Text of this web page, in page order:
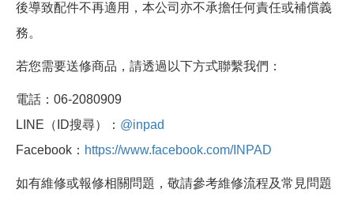
後導致配件不再適用，本公司亦不承擔任何責任或補償義
務。
若您需要送修商品，請透過以下方式聯繫我們：
電話：06-2080909
LINE（ID搜尋）： @inpad
Facebook： https://www.facebook.com/INPAD
如有維修或報修相關問題，敬請參考維修流程及常見問題